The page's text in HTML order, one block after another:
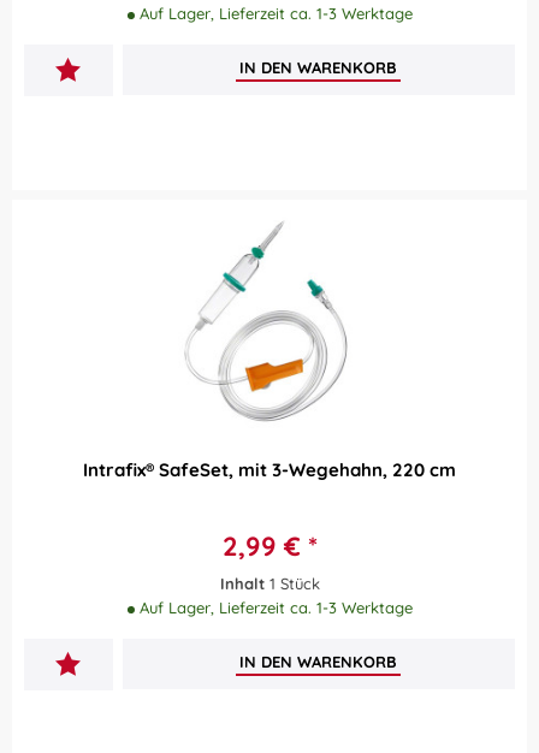
Auf Lager, Lieferzeit ca. 1-3 Werktage
IN DEN WARENKORB
Intrafix® SafeSet, mit 3-Wegehahn, 220 cm
2,99 € *
Inhalt 1 Stück
Auf Lager, Lieferzeit ca. 1-3 Werktage
IN DEN WARENKORB